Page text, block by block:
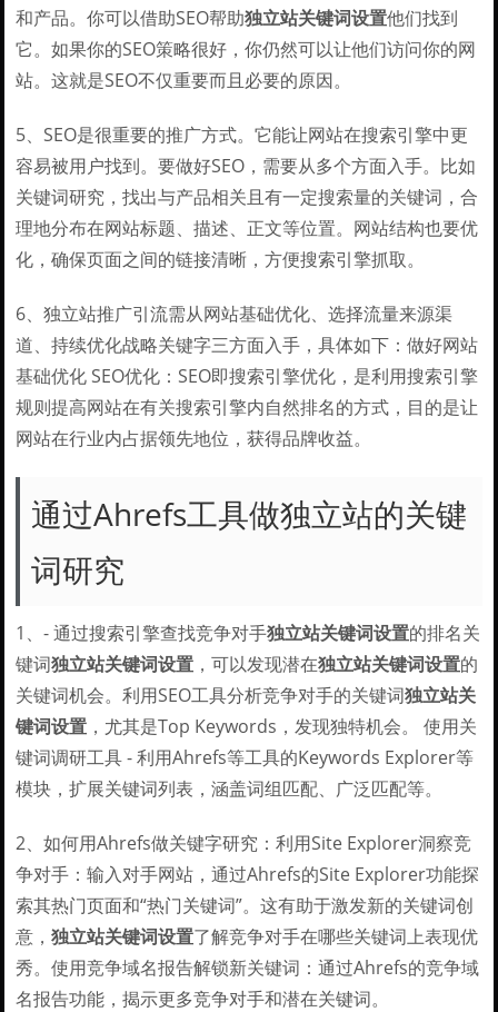
和产品。你可以借助SEO帮助独立站关键词设置他们找到
它。如果你的SEO策略很好，你仍然可以让他们访问你的网
站。这就是SEO不仅重要而且必要的原因。
5、SEO是很重要的推广方式。它能让网站在搜索引擎中更
容易被用户找到。要做好SEO，需要从多个方面入手。比如
关键词研究，找出与产品相关且有一定搜索量的关键词，合
理地分布在网站标题、描述、正文等位置。网站结构也要优
化，确保页面之间的链接清晰，方便搜索引擎抓取。
6、独立站推广引流需从网站基础优化、选择流量来源渠
道、持续优化战略关键字三方面入手，具体如下：做好网站
基础优化 SEO优化：SEO即搜索引擎优化，是利用搜索引擎
规则提高网站在有关搜索引擎内自然排名的方式，目的是让
网站在行业内占据领先地位，获得品牌收益。
通过Ahrefs工具做独立站的关键
词研究
1、- 通过搜索引擎查找竞争对手独立站关键词设置的排名关
键词独立站关键词设置 ，可以发现潜在独立站关键词设置的
关键词机会。利用SEO工具分析竞争对手的关键词独立站关
键词设置 ，尤其是Top Keywords，发现独特机会。 使用关
键词调研工具 - 利用Ahrefs等工具的Keywords Explorer等
模块，扩展关键词列表，涵盖词组匹配、广泛匹配等。
2、如何用Ahrefs做关键字研究：利用Site Explorer洞察竞
争对手：输入对手网站，通过Ahrefs的Site Explorer功能探
索其热门页面和“热门关键词”。这有助于激发新的关键词创
意，独立站关键词设置了解竞争对手在哪些关键词上表现优
秀。使用竞争域名报告解锁新关键词：通过Ahrefs的竞争域
名报告功能，揭示更多竞争对手和潜在关键词。